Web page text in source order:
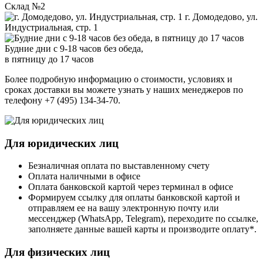
Склад №2
г. Домодедово, ул.
Индустриальная, стр. 1
Будние дни с 9-18 часов без обеда,
в пятницу до 17 часов
Более подробную информацию о стоимости, условиях и
сроках доставки вы можете узнать у наших менеджеров по
телефону +7 (495) 134-34-70.
Для юридических лиц
Безналичная оплата по выставленному счету
Оплата наличными в офисе
Оплата банковской картой через терминал в офисе
Формируем ссылку для оплаты банковской картой и
отправляем ее на вашу электронную почту или
мессенджер (WhatsApp, Telegram), переходите по ссылке,
заполняете данные вашей карты и производите оплату*.
Для физических лиц